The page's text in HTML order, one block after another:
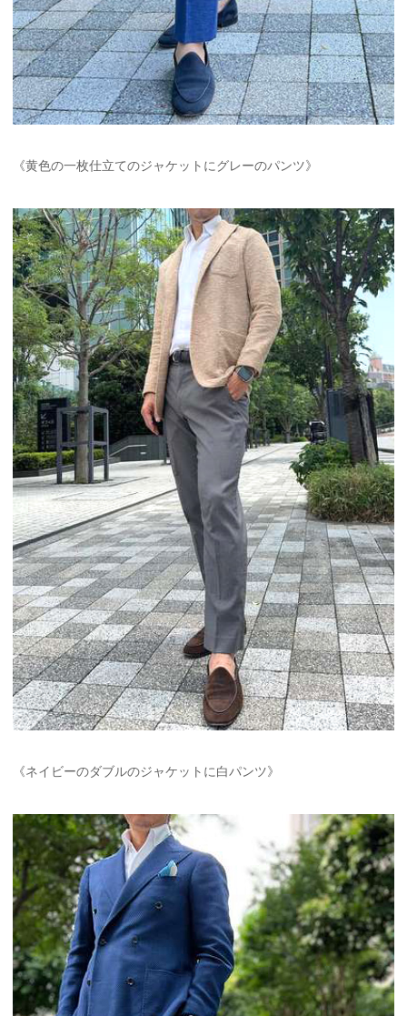
《黄色の一枚仕立てのジャケットにグレーのパンツ》
《ネイビーのダブルのジャケットに白パンツ》